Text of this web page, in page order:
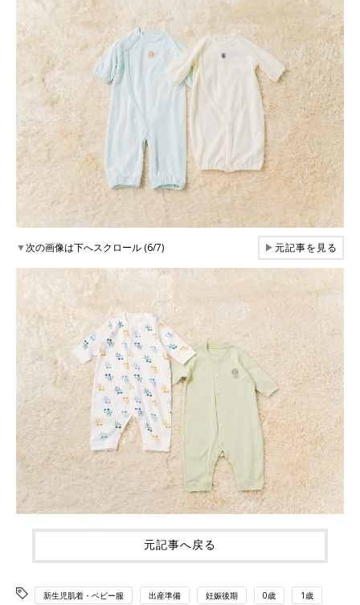
▼次の画像は下へスクロール (6/7) ▶元記事を見る
元記事へ戻る
新生児肌着・ベビー服 出産準備 妊娠後期 0歳 1歳